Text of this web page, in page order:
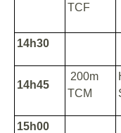
TCF
14h30
14h45
200m
TCM
15h00